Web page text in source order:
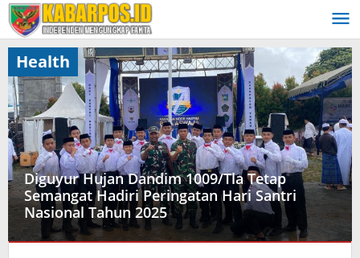
Lewati
ke
konten
Diguyur Hujan Dandim 1009/Tla Tetap
Semangat Hadiri Peringatan Hari Santri
Nasional Tahun 2025
Health